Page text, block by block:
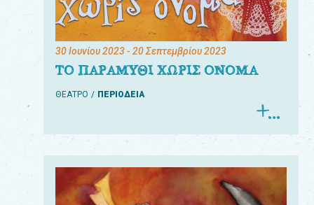
30 Ιουνίου 2023- 20 Σεπτεμβρίου 2023
ΤΟ ΠΑΡΑΜΥΘΙ ΧΩΡΙΣ ΟΝΟΜΑ
ΘΕΑΤΡΟ ΠΕΡΙΟΔΕΙΑ